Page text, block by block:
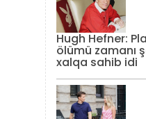
Hugh Hefner:
ölümü zamanı
xalqa sahib idi